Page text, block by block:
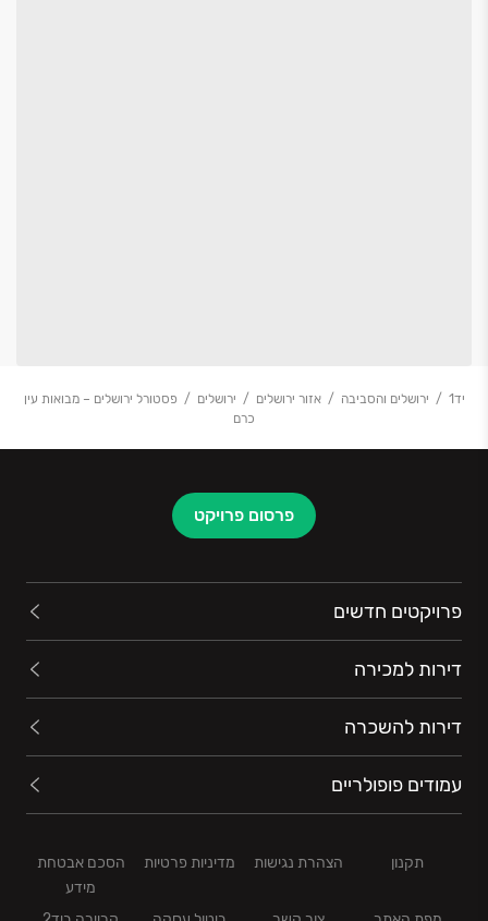
יד1 ירושלים והסביבה אזור ירושלים ירושלים
פסטורל ירושלים – מבואות עין
כרם
פרסום פרויקט
פרויקטים חדשים
דירות למכירה
דירות להשכרה
עמודים פופולריים
תקנון הצהרת נגישות מדיניות פרטיות
הסכם אבטחת
מידע